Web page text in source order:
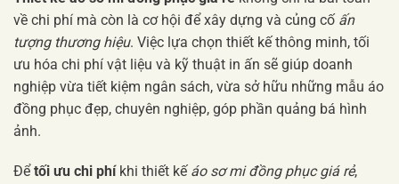
về chi phí mà còn là cơ hội để xây dựng và củng cố ấn
tượng thương hiệu. Việc lựa chọn thiết kế thông minh, tối
ưu hóa chi phí vật liệu và kỹ thuật in ấn sẽ giúp doanh
nghiệp vừa tiết kiệm ngân sách, vừa sở hữu những mẫu áo
đồng phục đẹp, chuyên nghiệp, góp phần quảng bá hình
ảnh.
Để tối ưu chi phíkhi thiết kế áo sơ mi đồng phục giá rẻ,